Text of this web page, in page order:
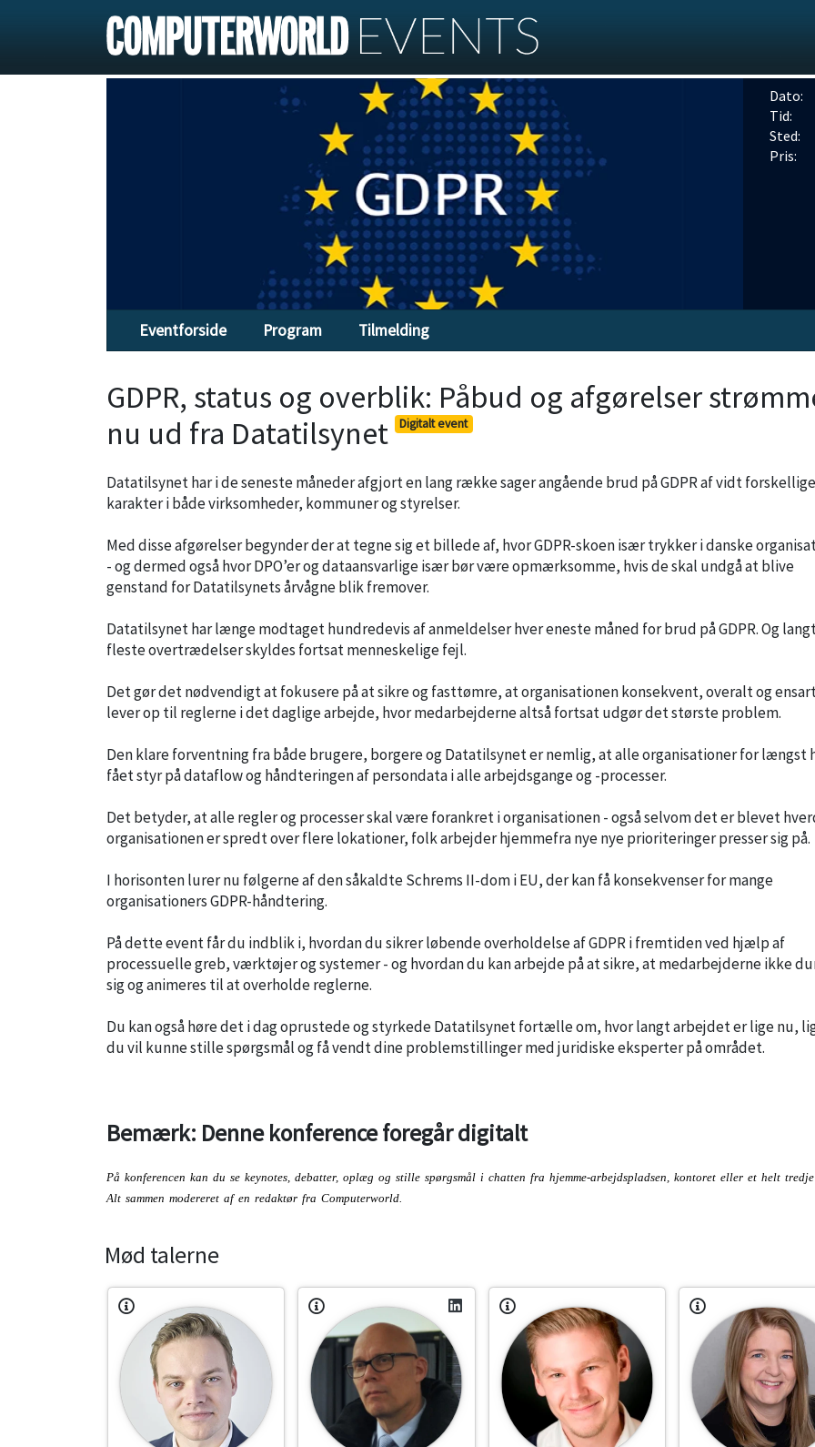
Dato:
Tid:
Sted:
Pris:
Eventforside Program Tilmelding
GDPR, status og overblik: Påbud og afgørelser
nu ud fra Datatilsynet
Digitalt event
Datatilsynet har i de seneste måneder afgjort en lang række sager angående brud på GDPR af vidt forskellige
karakter i både virksomheder, kommuner og styrelser.
Med disse afgørelser begynder der at tegne sig et billede af, hvor GDPR-skoen især trykker i danske
- og dermed også hvor DPO’er og dataansvarlige især bør være opmærksomme, hvis de skal undgå at blive
genstand for Datatilsynets årvågne blik fremover.
Datatilsynet har længe modtaget hundredevis af anmeldelser hver eneste måned for brud på GDPR. Og
fleste overtrædelser skyldes fortsat menneskelige fejl.
Det gør det nødvendigt at fokusere på at sikre og fasttømre, at organisationen konsekvent, overalt og
lever op til reglerne i det daglige arbejde, hvor medarbejderne altså fortsat udgør det største problem.
Den klare forventning fra både brugere, borgere og Datatilsynet er nemlig, at alle organisationer for længst
fået styr på dataflow og håndteringen af persondata i alle arbejdsgange og -processer.
Det betyder, at alle regler og processer skal være forankret i organisationen - også selvom det er blevet
organisationen er spredt over flere lokationer, folk arbejder hjemmefra nye nye prioriteringer presser sig på.
I horisonten lurer nu følgerne af den såkaldte Schrems II-dom i EU, der kan få konsekvenser for mange
organisationers GDPR-håndtering.
På dette event får du indblik i, hvordan du sikrer løbende overholdelse af GDPR i fremtiden ved hjælp af
processuelle greb, værktøjer og systemer - og hvordan du kan arbejde på at sikre, at medarbejderne ikke
sig og animeres til at overholde reglerne.
Du kan også høre det i dag oprustede og styrkede Datatilsynet fortælle om, hvor langt arbejdet er lige nu,
du vil kunne stille spørgsmål og få vendt dine problemstillinger med juridiske eksperter på området.
Bemærk: Denne konference foregår digitalt
På konferencen kan du se keynotes, debatter, oplæg og stille spørgsmål i chatten fra hjemme-arbejdspladsen, kontoret eller et helt
Alt sammen modereret af en redaktør fra Computerworld.
Mød talerne